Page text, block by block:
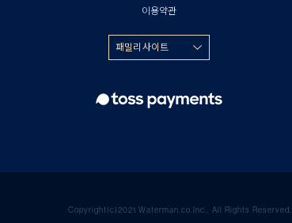
이용약관
패밀리 사이트
Copyright(c)2021 Waterman.co.Inc., All Rights Reserved.